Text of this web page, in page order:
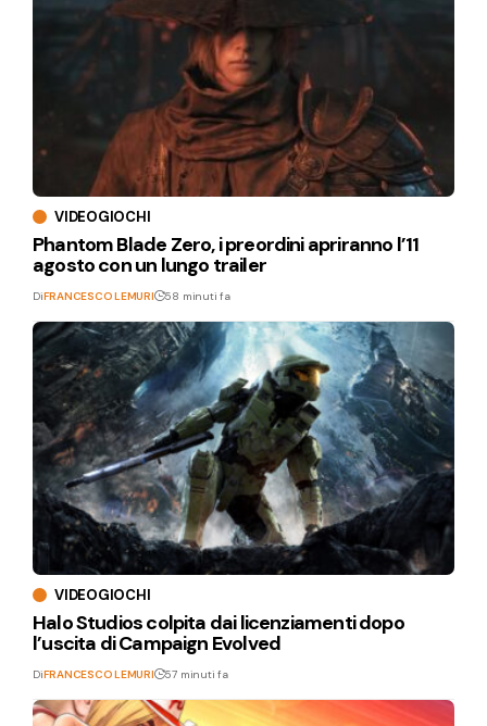
VIDEOGIOCHI
Phantom Blade Zero, i preordini apriranno l’11
agosto con un lungo trailer
DiFRANCESCO LEMURI 58 minuti fa
VIDEOGIOCHI
Halo Studios colpita dai licenziamenti dopo
l’uscita di Campaign Evolved
DiFRANCESCO LEMURI 57 minuti fa